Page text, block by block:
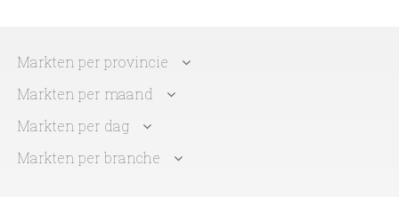
Markten per provincie
Markten per maand
Markten per dag
Markten per branche